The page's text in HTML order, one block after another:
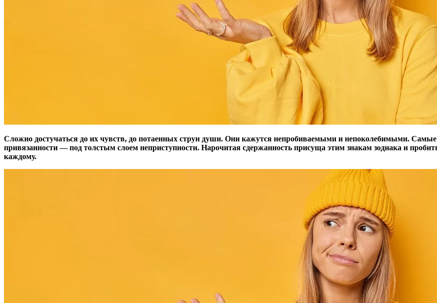
Сложно достучаться до их чувств, до потаенных струн души. Они кажутся непробиваемыми и непоколебимыми. Самые
привязанности — под толстым слоем неприступности. Нарочитая сдержанность присуща этим знакам зодиака и
каждому.